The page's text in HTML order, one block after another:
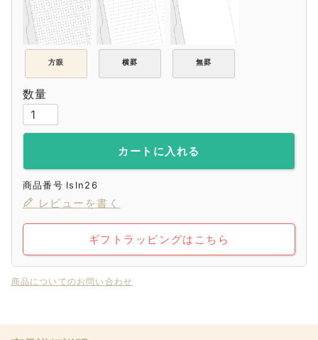
方眼 横罫 無罫
カートに入れる
商品番号 lsln26
レビューを書く
ギフトラッピングはこちら
商品についてのお問い合わせ